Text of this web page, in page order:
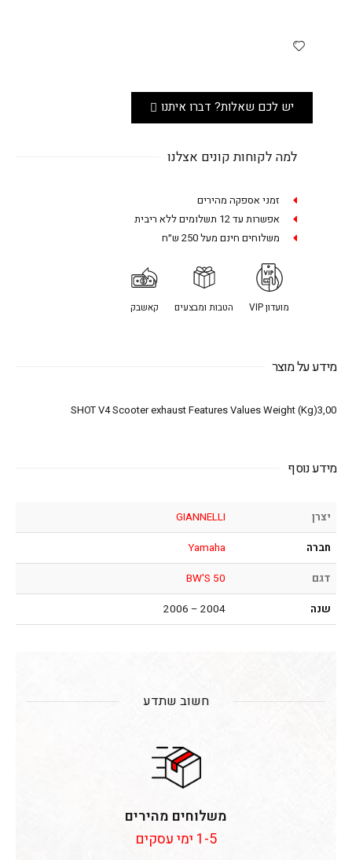
יש לכם שאלות? דברו איתנו
למה לקוחות קונים אצלנו
זמני אספקה מהירים
אפשרות עד 12 תשלומים ללא ריבית
משלוחים חינם מעל 250 ש״ח
מועדון VIP הטבות ומבצעים קאשבק
מידע על מוצר
SHOT V4 Scooter exhaust Features Values Weight (Kg)3,00
מידע נוסף
יצרן
GIANNELLI
חברה
Yamaha
דגם
BW'S 50
שנה
2004 – 2006
חשוב שתדע
משלוחים מהירים
1-5 ימי עסקים